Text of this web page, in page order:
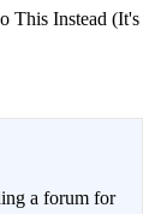
This Instead (It's
a forum for